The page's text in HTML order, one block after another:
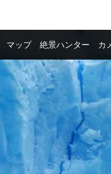
マップ 絶景ハンター カ